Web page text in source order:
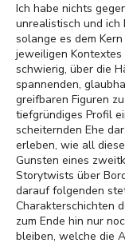
Ich habe nichts
unrealistisch und ich
solange es dem
jeweiligen Kontextes
schwierig, über die
spannenden,
greifbaren Figuren
tiefgründiges Profil
scheiternden Ehe
erleben, wie all
Gunsten eines
Storytwists über
darauf folgenden
Charakterschichten
zum Ende hin nur
bleiben, welche die